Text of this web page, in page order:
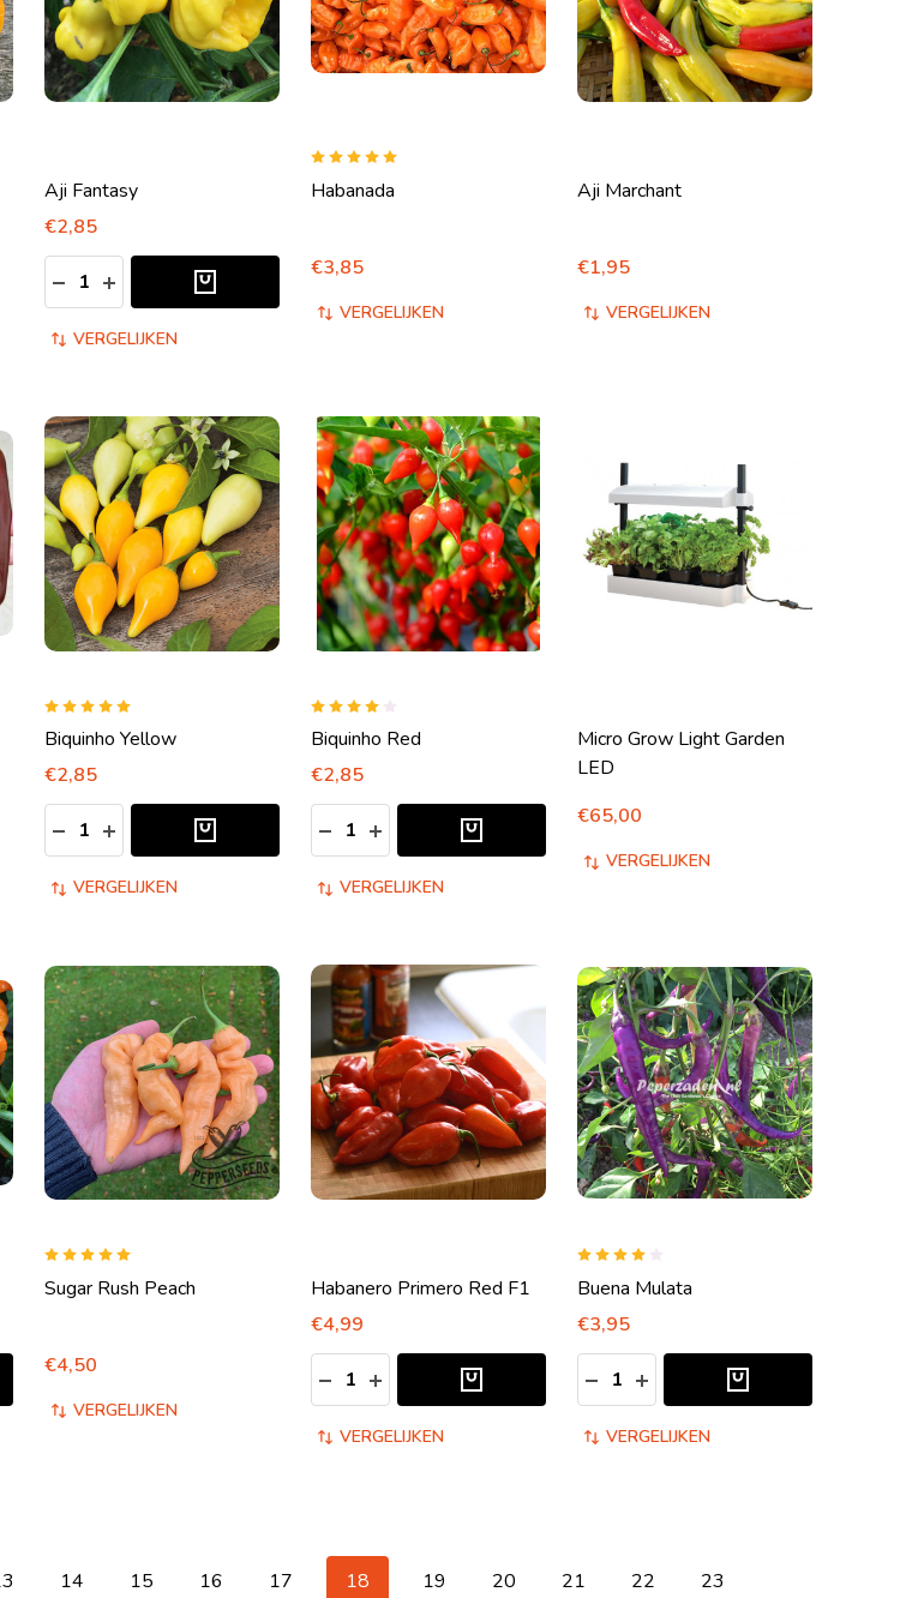
Aji Fantasy
€2,85
Aantal:
HOEVEELHEID VERLAGEN VAN UNDEFINED
HOEVEELHEID VERHOGEN VAN UNDEFINED
VERGELIJKEN
Habanada
€3,85
VERGELIJKEN
Aji Marchant
€1,95
VERGELIJKEN
Biquinho Yellow
€2,85
Aantal:
HOEVEELHEID VERLAGEN VAN UNDEFINED
HOEVEELHEID VERHOGEN VAN UNDEFINED
VERGELIJKEN
Biquinho Red
€2,85
Aantal:
HOEVEELHEID VERLAGEN VAN UNDEFINED
HOEVEELHEID VERHOGEN VAN UNDEFINED
VERGELIJKEN
Micro Grow Light Garden
LED
€65,00
VERGELIJKEN
VAN UNDEFINED
VAN UNDEFINED
Sugar Rush Peach
€4,50
VERGELIJKEN
Habanero Primero Red F1
€4,99
Aantal:
HOEVEELHEID VERLAGEN VAN UNDEFINED
HOEVEELHEID VERHOGEN VAN UNDEFINED
VERGELIJKEN
Buena Mulata
€3,95
Aantal:
HOEVEELHEID VERLAGEN VAN
HOEVEELHEID VERHOGEN
VERGELIJKEN
14 15 16 17 18 19 20 21 22
23